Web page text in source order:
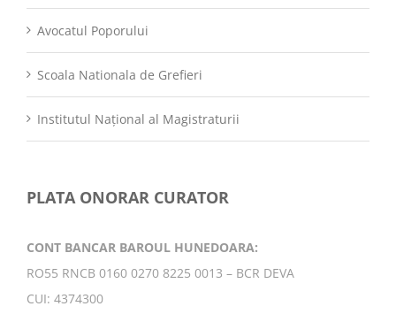
Avocatul Poporului
Scoala Nationala de Grefieri
Institutul Național al Magistraturii
PLATA ONORAR CURATOR
CONT BANCAR BAROUL HUNEDOARA:
RO55 RNCB 0160 0270 8225 0013 – BCR DEVA
CUI: 4374300